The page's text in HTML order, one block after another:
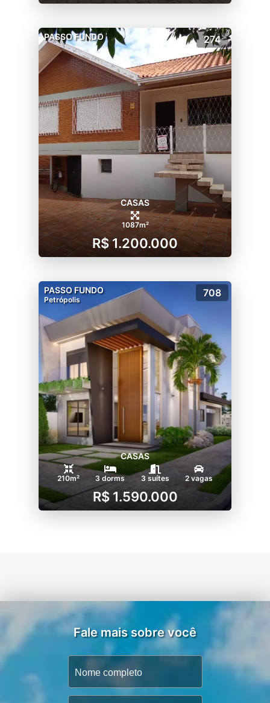
PASSO FUNDO 274
CASAS
1087m²
R$ 1.200.000
PASSO FUNDO
Petrópolis
708
CASAS
210m² 3 dorms 3 suítes 2 vagas
R$ 1.590.000
Fale mais sobre você